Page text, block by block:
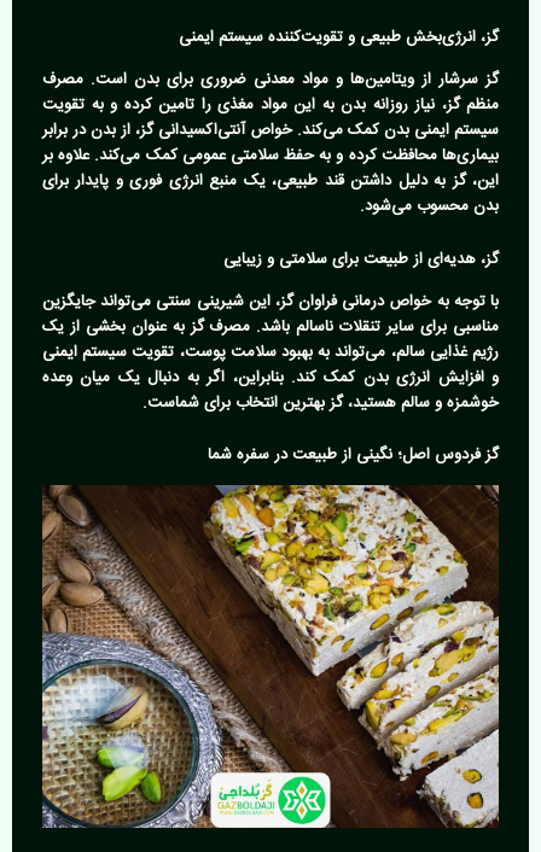
گز، انرژی‌بخش طبیعی و تقویت‌کننده سیستم ایمنی
گز سرشار از ویتامین‌ها و مواد معدنی ضروری برای بدن است. مصرف
منظم گز، نیاز روزانه بدن به این مواد مغذی را تامین کرده و به تقویت
سیستم ایمنی بدن کمک می‌کند. خواص آنتی‌اکسیدانی گز، از بدن در برابر
بیماری‌ها محافظت کرده و به حفظ سلامتی عمومی کمک می‌کند. علاوه بر
این، گز به دلیل داشتن قند طبیعی، یک منبع انرژی فوری و پایدار برای
بدن محسوب می‌شود.
گز، هدیه‌ای از طبیعت برای سلامتی و زیبایی
با توجه به خواص درمانی فراوان گز، این شیرینی سنتی می‌تواند جایگزین
مناسبی برای سایر تنقلات ناسالم باشد. مصرف گز به عنوان بخشی از یک
رژیم غذایی سالم، می‌تواند به بهبود سلامت پوست، تقویت سیستم ایمنی
و افزایش انرژی بدن کمک کند. بنابراین، اگر به دنبال یک میان وعده
خوشمزه و سالم هستید، گز بهترین انتخاب برای شماست.
گز فردوس اصل؛ نگینی از طبیعت در سفره شما